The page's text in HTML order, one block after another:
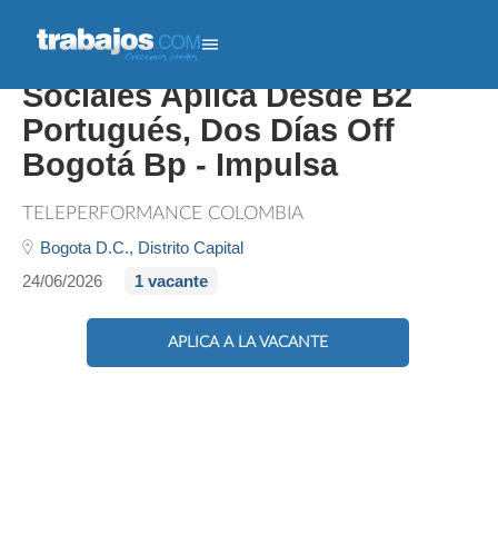
Especialista De Redes
Sociales Aplica Desde B2
Portugués, Dos Días Off
Bogotá Bp - Impulsa
TELEPERFORMANCE COLOMBIA
Bogota D.C., Distrito Capital
24/06/2026
1 vacante
APLICA A LA VACANTE